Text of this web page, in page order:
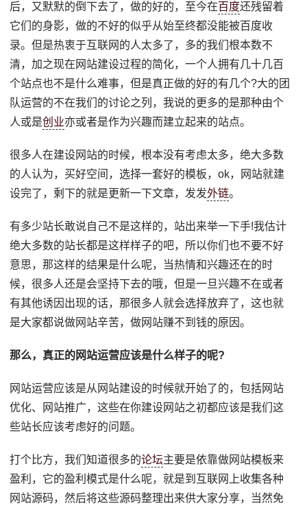
后，又默默的倒下去了，做的好的，至今在百度还残留着
它们的身影，做的不好的似乎从始至终都没能被百度收
录。但是热衷于互联网的人太多了，多的我们根本数不
清，加之现在网站建设过程的简化，一个人拥有几十几百
个站点也不是什么难事，但是真正做的好的有几个?大的团
队运营的不在我们的讨论之列，我说的更多的是那种由个
人或是创业亦或者是作为兴趣而建立起来的站点。
很多人在建设网站的时候，根本没有考虑太多，绝大多数
的人认为，买好空间，选择一套好的模板，ok，网站就建
设完了，剩下的就是更新一下文章，发发外链。
有多少站长敢说自己不是这样的，站出来举一下手!我估计
绝大多数的站长都是这样样子的吧，所以你们也不要不好
意思，那这样的结果是什么呢，当热情和兴趣还在的时
候，很多人还是会坚持下去的哦，但是一旦兴趣不在或者
有其他诱因出现的话，那很多人就会选择放弃了，这也就
是大家都说做网站辛苦，做网站赚不到钱的原因。
那么，真正的网站运营应该是什么样子的呢?
网站运营应该是从网站建设的时候就开始了的，包括网站
优化、网站推广，这些在你建设网站之初都应该是我们这
些站长应该考虑好的问题。
打个比方，我们知道很多的论坛主要是依靠做网站模板来
盈利，它的盈利模式是什么呢，就是到互联网上收集各种
网站源码，然后将这些源码整理出来供大家分享，当然免